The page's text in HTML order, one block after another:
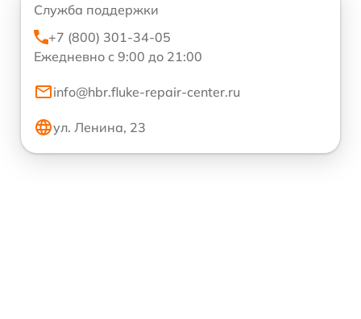
Служба поддержки
+7 (800) 301-34-05
Ежедневно с 9:00 до 21:00
info@hbr.fluke-repair-center.ru
ул. Ленина, 23